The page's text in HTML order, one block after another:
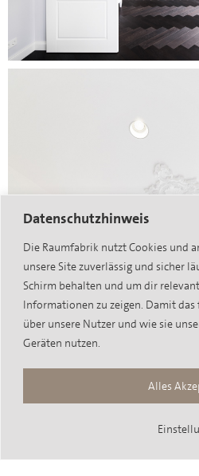
Datenschutzhinweis
Die Raumfabrik nutzt Cookies und
unsere Site zuverlässig und sicher
Schirm behalten und um dir
Informationen zu zeigen. Damit
über unsere Nutzer und wie sie
Geräten nutzen.
Alles